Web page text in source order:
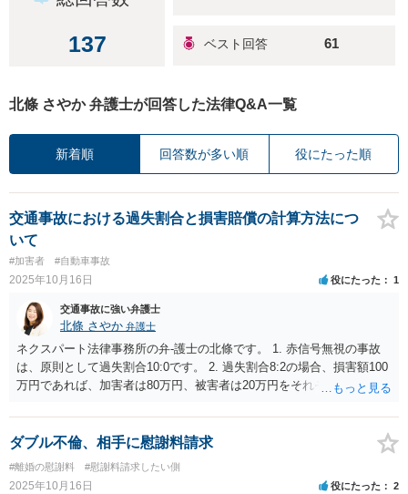
137 61
北條 さやか 弁護士が回答した法律Q&A一覧
新着順 回答数が多い順 役にたった順
交通事故における過失割合と損害賠償の計算方法につ
いて
#加害者 #自動車事故
2025年10月16日 役にたった 1
交通事故に強い弁護士
北條 さやか 弁護士
ネクスパート法律事務所の弁-護士の北條です。 1. 赤信号無視の事故
は、原則として過失割合10:0です。 2. 過失割合8:2の場合、損害額100
万円であれば、加害者は80万円、被害者は20万円をそれぞれ相手に支
る可能性はあります。弁護士が関与していれば、弁護士も責任を問わ
れることがあります。 4. 診断書の「全治10日」はあくまで見込みで
での治療費も認められます。
ダブル不倫、相手に慰謝料請求
#離婚の慰謝料 #慰謝料請求したい側
2025年10月16日 役にたった 2